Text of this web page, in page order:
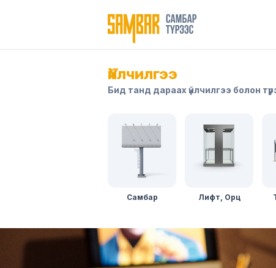
Үйлчилгээ
Бид танд дараах үйлчилгээ болон
Самбар Лифт, Орц